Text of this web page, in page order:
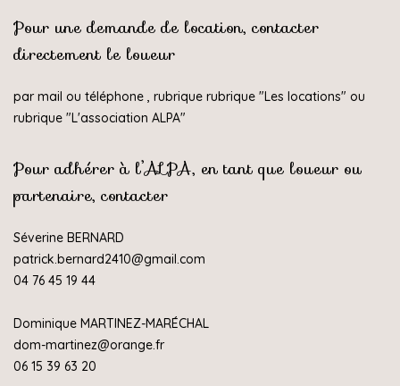
Pour une demande de location, contacter
directement le loueur
par mail ou téléphone , rubrique rubrique "Les locations" ou
rubrique "L'association ALPA"
Pour adhérer à l’ALPA, en tant que loueur ou
partenaire, contacter
Séverine BERNARD
patrick.bernard2410@gmail.com
04 76 45 19 44
Dominique MARTINEZ-MARÉCHAL
dom-martinez@orange.fr
06 15 39 63 20